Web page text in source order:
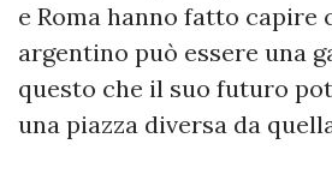
e Roma hanno fatto capire
argentino può essere una
questo che il suo futuro
una piazza diversa da